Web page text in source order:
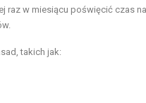
raz w miesiącu poświęcić czas
takich jak: